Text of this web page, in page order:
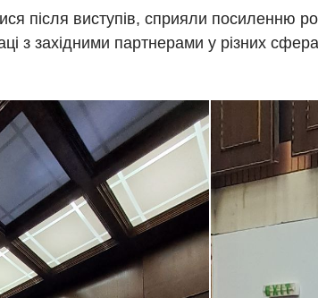
після виступів, сприяли посиленню
з західними партнерами у різних